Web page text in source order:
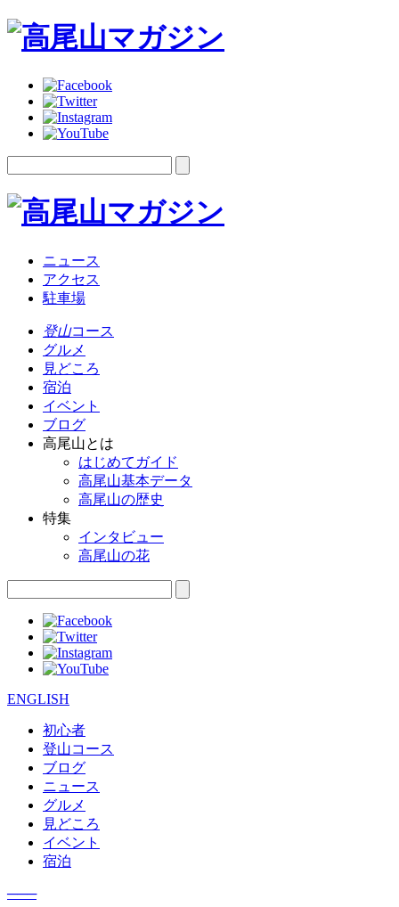
ニュース
アクセス
駐車場
登山コース
グルメ
見どころ
宿泊
イベント
ブログ
高尾山とは
はじめてガイド
高尾山基本データ
高尾山の歴史
特集
インタビュー
高尾山の花
ENGLISH
初心者
登山コース
ブログ
ニュース
グルメ
見どころ
イベント
宿泊
───